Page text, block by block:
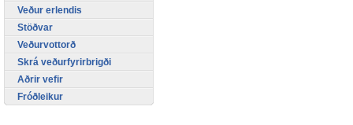
Veður erlendis
Stöðvar
Veðurvottorð
Skrá veðurfyrirbrigði
Aðrir vefir
Fróðleikur